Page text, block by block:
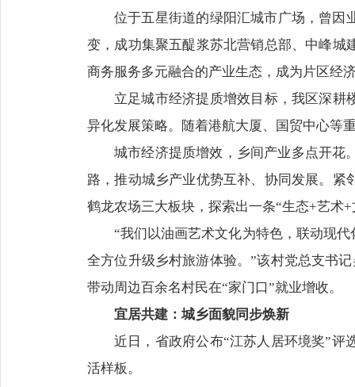
位于五星街道的绿阳汇城市广场，曾因
变，成功集聚五醍浆苏北营销总部、中峰城
商务服务多元融合的产业生态，成为片区经
立足城市经济提质增效目标，我区深耕
异化发展策略。随着港航大厦、国贸中心等
城市经济提质增效，乡间产业多点开花
路，推动城乡产业优势互补、协同发展。
鹤龙农场三大板块，探索出一条“生态+艺术
“我们以油画艺术文化为特色，联动现
全方位升级乡村旅游体验。”该村党总支书
带动周边百余名村民在“家门口”就业增收。
宜居共建：城乡面貌同步焕新
近日，省政府公布“江苏人居环境奖”评
活样板。